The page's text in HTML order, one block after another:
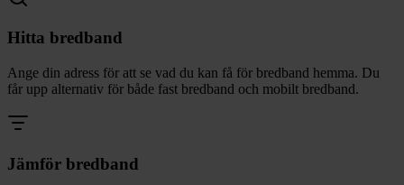
Hitta bredband
Ange din adress för att se vad du kan få för bredband hemma. Du
får upp alternativ för både fast bredband och mobilt bredband.
Jämför bredband